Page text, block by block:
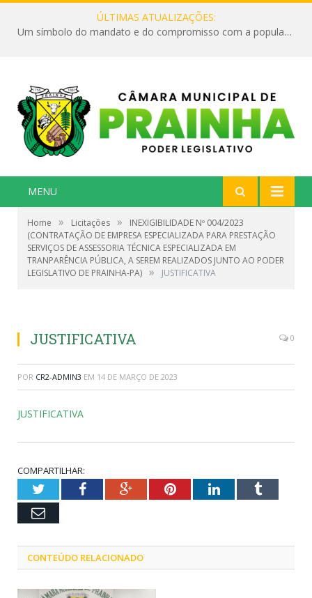
ÚLTIMAS ATUALIZAÇÕES:
Um símbolo do mandato e do compromisso com a população
MENU
Home » Licitações »
INEXIGIBILIDADE Nº 004/2023
(CONTRATAÇÃO DE EMPRESA ESPECIALIZADA PARA PRESTAÇÃO
SERVIÇOS DE ASSESSORIA TÉCNICA ESPECIALIZADA EM
TRANPARÊNCIA PÚBLICA, A SEREM REALIZADOS JUNTO AO PODER
LEGISLATIVO DE PRAINHA-PA) » JUSTIFICATIVA
JUSTIFICATIVA 0
POR CR2-ADMIN3 EM 14 DE MARÇO DE 2023
JUSTIFICATIVA
COMPARTILHAR:
TwitterFacebookGoogle+PinterestLinkedInTumblr
Email
CONTEÚDO RELACIONADO